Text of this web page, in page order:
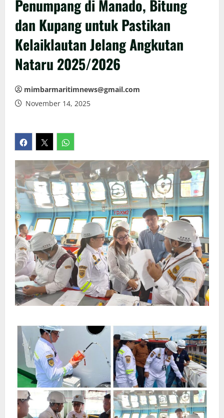
Penumpang di Manado, Bitung
dan Kupang untuk Pastikan
Kelaiklautan Jelang Angkutan
Nataru 2025/2026
mimbarmaritimnews@gmail.com
November 14, 2025